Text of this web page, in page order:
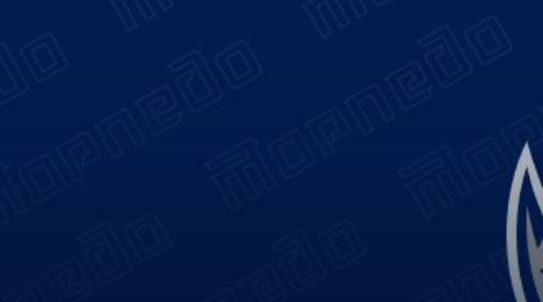
Фотобанк